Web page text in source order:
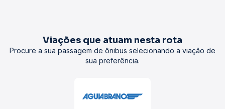
Viações que atuam nesta rota
Procure a sua passagem de ônibus selecionando a viação de
sua preferência.